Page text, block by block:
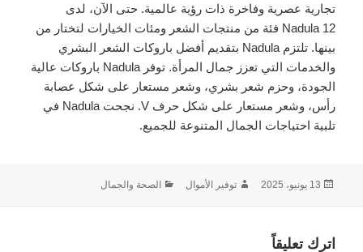
تجارية عصرية وفاخرة ذات رؤية عالمية. حتى الآن، لدى
Nadula 12 فئة من منتجات الشعر ومئات الخيارات لتختار من
بينها. تلتزم Nadula بتقديم أفضل باروكات الشعر البشري
والخدمات التي تعزز جمال المرأة. توفر Nadula باروكات عالية
الجودة، وحزم شعر بشري، وشعر مستعار على شكل عصابة
رأس، وشعر مستعار على شكل حرف V. نجحت Nadula في
تلبية احتياجات الجمال المتنوعة للجميع.
نُشرت
13 يونيو، 2025 الكاتب
توفير الأموال التصنيفات
الصحة والجمال
اترك تعليقاً